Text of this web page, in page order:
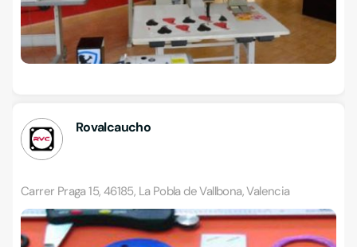
Rovalcaucho
Carrer Praga 15, 46185, La Pobla de Vallbona, Valencia